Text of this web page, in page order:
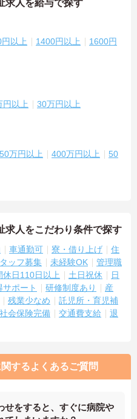
求人を給与で探す
以上 1400円以上
1600円
円以上 30万円以上
万円以上 400万円以上
50
求人をこだわり条件で探す
車通勤可 寮・借り上げ
住
ッフ募集 未経験OK
管理職
休日110日以上 土日祝休
日
サポート 研修制度あり
産
残業少なめ
託児所・育児補
社会保険完備 交通費支給
退
するよくあるご質問
せをすると、すぐに病院や